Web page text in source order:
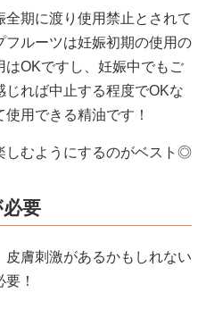
期に渡り使用禁止とされて
ルーツは妊娠初期の使用の
OKですし、妊娠中でもご
じれば中止する程度でOKな
用できる精油です！
しむようにするのがベスト◎
要
膚刺激があるかもしれない
！